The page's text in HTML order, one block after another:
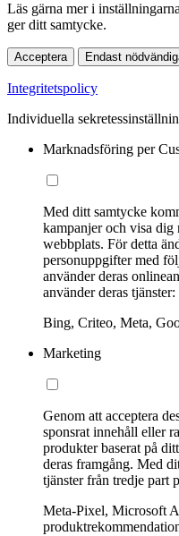
Läs gärna mer i
ger ditt samtycke.
Acceptera Endast
Integritetspolicy
Individuella
Marknadsföring per
Med ditt samtycke
kampanjer och visa dig
webbplats. För detta
personuppgifter med
använder deras
använder deras tjänster:
Bing, Criteo, Meta,
Marketing
Genom att acceptera
sponsrat innehåll eller
produkter baserat på
deras framgång. Med
tjänster från tredje part
Meta-Pixel, Microsoft